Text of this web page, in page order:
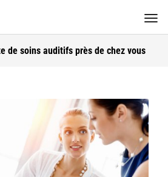
de soins auditifs près de chez vous